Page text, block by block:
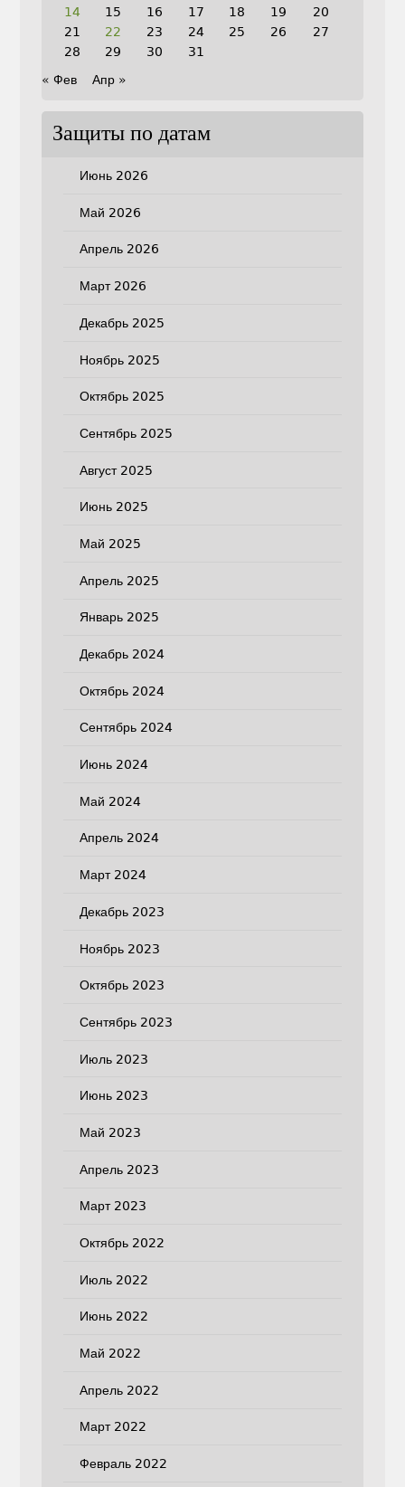
14
15 16 17 18 19
20
21
22 23 24 25 26
27
28
29 30
31
« Фев
Апр »
Защиты по датам
Июнь 2026
Май 2026
Апрель 2026
Март 2026
Декабрь 2025
Ноябрь 2025
Октябрь 2025
Сентябрь 2025
Август 2025
Июнь 2025
Май 2025
Апрель 2025
Январь 2025
Декабрь 2024
Октябрь 2024
Сентябрь 2024
Июнь 2024
Май 2024
Апрель 2024
Март 2024
Декабрь 2023
Ноябрь 2023
Октябрь 2023
Сентябрь 2023
Июль 2023
Июнь 2023
Май 2023
Апрель 2023
Март 2023
Октябрь 2022
Июль 2022
Июнь 2022
Май 2022
Апрель 2022
Март 2022
Февраль 2022